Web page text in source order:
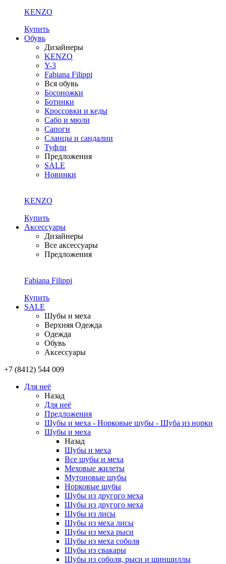
KENZO
Купить
Обувь
Дизайнеры
KENZO
Y-3
Fabiana Filippi
Вся обувь
Босоножки
Ботинки
Кроссовки и кеды
Сабо и мюли
Сапоги
Сланцы и сандалии
Туфли
Предложения
SALE
Новинки
KENZO
Купить
Аксессуары
Дизайнеры
Все аксессуары
Предложения
Fabiana Filippi
Купить
SALE
Шубы и меха
Верхняя Одежда
Одежда
Обувь
Аксессуары
+7 (8412) 544 009
Для неё
Назад
Для неё
Предложения
Шубы и меха - Норковые шубы - Шуба из норки
Шубы и меха
Назад
Шубы и меха
Все шубы и меха
Меховые жилеты
Мутоновые шубы
Норковые шубы
Шубы из другого меха
Шубы из другого меха
Шубы из лисы
Шубы из меха лисы
Шубы из меха рыси
Шубы из меха соболя
Шубы из свакары
Шубы из соболя, рыси и шиншиллы